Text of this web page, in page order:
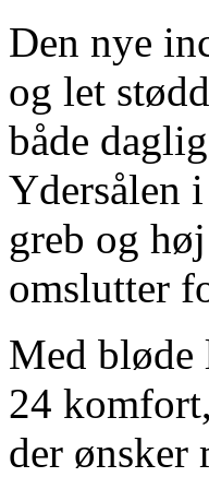
Den nye
og let
både
Ydersålen
greb og
omslutter
Med bløde
24
der ønsker